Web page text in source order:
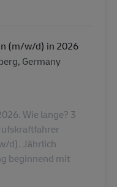
(m/w/d) in 2026
Germany
Wie lange? 3
d). Jährlich
beginnend mit